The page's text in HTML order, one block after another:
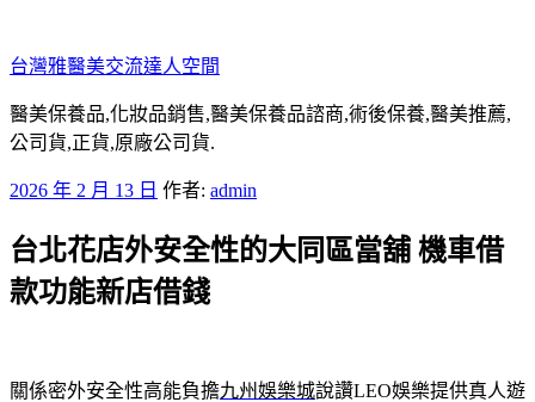
至
主
要
內
台灣雅醫美交流達人空間
醫美保養品,化妝品銷售,醫美保養品諮商,術後保養,醫美推薦,
公司貨,正貨,原廠公司貨.
發
於
2026 年 2 月 13 日 作者: admin
台北花店外安全性的大同區當舖 機車借
款功能新店借錢
關係密外安全性高能負擔九州娛樂城說讚LEO娛樂提供真人遊